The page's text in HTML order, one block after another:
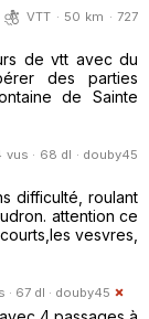
VTT · 50 km · 727
de vtt avec du
des parties
de Sainte
vus · 68 dl · douby45
difficulté, roulant
attention ce
vesvres,
67 dl · douby45